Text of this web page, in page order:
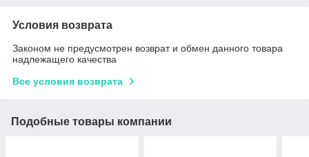
Условия возврата
Законом не предусмотрен возврат и обмен данного товара
надлежащего качества
Все условия возврата
Подобные товары компании